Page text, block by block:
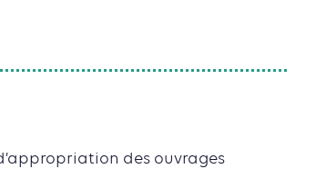
des ouvrages